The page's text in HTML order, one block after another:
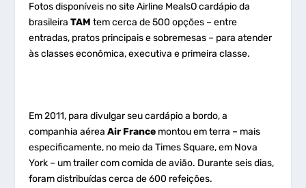
Fotos disponíveis no site Airline MealsO cardápio da
brasileiraTAMtem cerca de 500 opções – entre
entradas, pratos principais e sobremesas – para atender
às classes econômica, executiva e primeira classe.
Em 2011, para divulgar seu cardápio a bordo, a
companhia aéreaAir France montou em terra – mais
especificamente, no meio da Times Square, em Nova
York – um trailer com comida de avião. Durante seis dias,
foram distribuídas cerca de 600 refeições.